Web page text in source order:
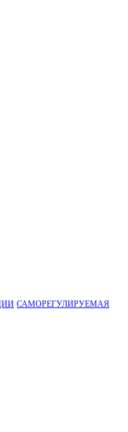
САМОРЕГУЛИРУЕМАЯ